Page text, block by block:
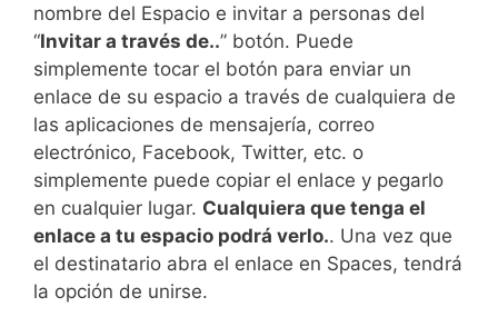
nombre del Espacio e invitar a personas del
“Invitar a través de..” botón. Puede
simplemente tocar el botón para enviar un
enlace de su espacio a través de cualquiera de
las aplicaciones de mensajería, correo
electrónico, Facebook, Twitter, etc. o
simplemente puede copiar el enlace y pegarlo
en cualquier lugar. Cualquiera que tenga el
enlace a tu espacio podrá verlo.. Una vez que
el destinatario abra el enlace en Spaces, tendrá
la opción de unirse.